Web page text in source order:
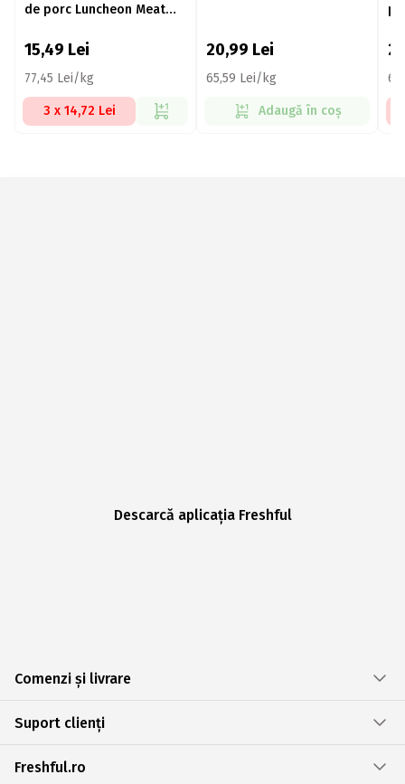
de porc Luncheon Meat
15,49 Lei
77,45 Lei/kg
3 x 14,72 Lei
20,99 Lei
65,59 Lei/kg
Adaugă în coș
Descarcă aplicația Freshful
Comenzi și livrare
Suport clienți
Freshful.ro